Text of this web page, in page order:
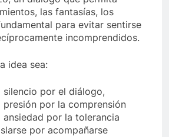
las fantasías, los
para evitar sentirse
incomprendidos.
idea sea:
silencio por el diálogo,
presión por la comprensión
ansiedad por la tolerancia
por acompañarse